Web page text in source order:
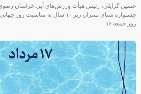
حسین گرایلی، رئیس هیأت ورزش‌های آبی خراسان رضوی،
جشنواره شنای پسران زیر ۱۰ سال به
روز جمعه‌ ۱۶